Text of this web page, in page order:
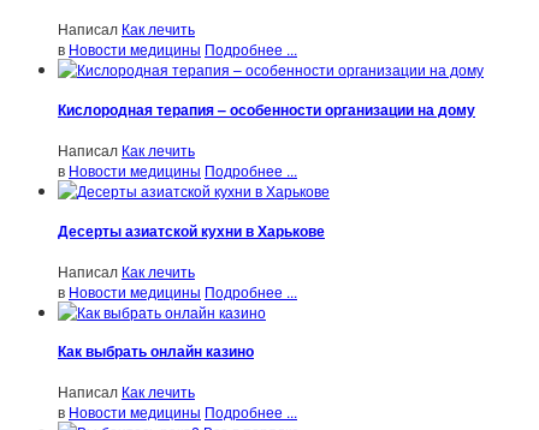
Написал Как лечить
в Новости медицины Подробнее ...
Кислородная терапия – особенности организации на дому
Написал Как лечить
в Новости медицины Подробнее ...
Десерты азиатской кухни в Харькове
Написал Как лечить
в Новости медицины Подробнее ...
Как выбрать онлайн казино
Написал Как лечить
в Новости медицины Подробнее ...